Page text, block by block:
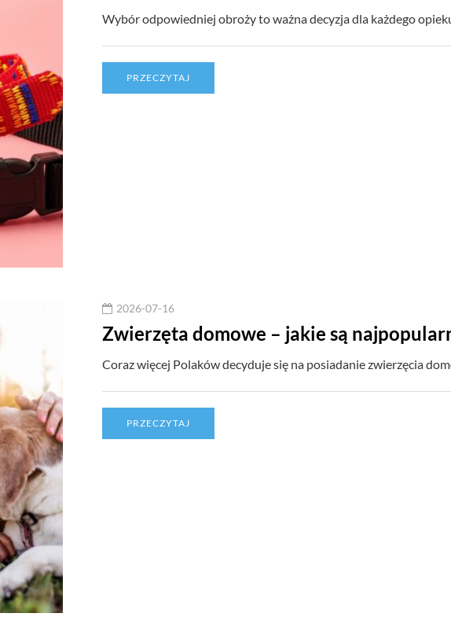
Wybór odpowiedniej obroży to ważna decyzja dla każdego
PRZECZYTAJ
2026-07-16
Zwierzęta domowe – jakie są
Coraz więcej Polaków decyduje się na posiadanie zwierzęcia
PRZECZYTAJ